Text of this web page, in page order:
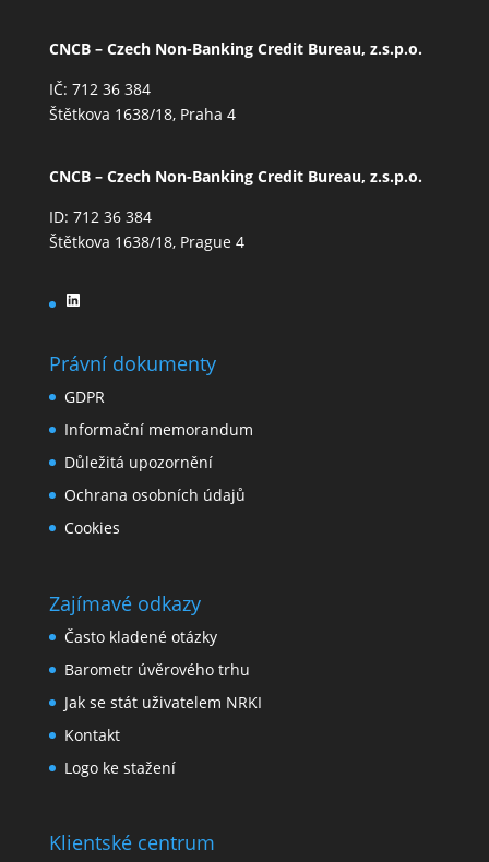
CNCB – Czech Non-Banking Credit Bureau, z.s.p.o.
IČ: 712 36 384
Štětkova 1638/18, Praha 4
CNCB – Czech Non-Banking Credit Bureau, z.s.p.o.
ID: 712 36 384
Štětkova 1638/18, Prague 4
LinkedIn
Právní dokumenty
GDPR
Informační memorandum
Důležitá upozornění
Ochrana osobních údajů
Cookies
Zajímavé odkazy
Často kladené otázky
Barometr úvěrového trhu
Jak se stát uživatelem NRKI
Kontakt
Logo ke stažení
Klientské centrum